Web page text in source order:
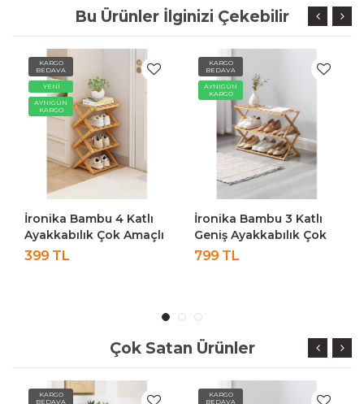
Bu Ürünler İlginizi Çekebilir
KARGO
BEDAVA
AYNIGÜN
KARGO
İronika Bambu 3 Katlı
Geniş Ayakkabılık Çok
Amaçlı Banyo Rafı
799 TL
KARGO
BEDAVA
TÜKENDİ
TÜKENDİ
İronika Galaxy 5 Katlı
Plastik Ayakkabılık
Siyah
Çok Satan Ürünler
KARGO
BEDAVA
KARGO
BEDAVA